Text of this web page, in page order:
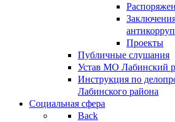
Проекты
Публичные слушания
Устав МО Лабинский
Инструкция по
Лабинского района
Социальная сфера
Back